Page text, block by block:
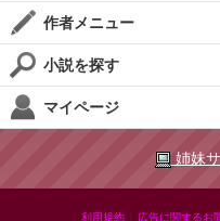
作者メニュー
小説を探す
マイページ
姉妹
利用規約 広告に関するお